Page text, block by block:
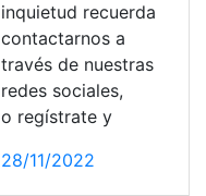
inquietud recuerda
contactarnos a
través de nuestras
redes sociales,
o regístrate y
28/11/2022